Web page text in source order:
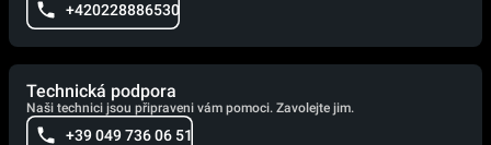
+420228886530
Technická podpora
Naši technici jsou připraveni vám pomoci. Zavolejte jim.
+39 049 736 06 51